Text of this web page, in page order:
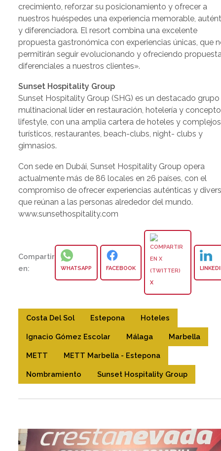
crecimiento, reforzar su posicionamiento y ofrecer a
nuestros huéspedes una experiencia memorable,
y diferenciadora. El resort combina una excelente
propuesta gastronómica con experiencias únicas, que
permitirán seguir evolucionando y ofreciendo
diferenciales a nuestros clientes».
Sunset Hospitality Group
Sunset Hospitality Group (SHG) es un destacado grupo
multinacional líder en restauración, hotelería y
lifestyle, con una amplia cartera de hoteles y complejos
turísticos, restaurantes, beach-clubs, night- clubs y
gimnasios.
Con sede en Dubái, Sunset Hospitality Group opera
actualmente más de 86 locales en 26 países, con el
compromiso de ofrecer experiencias auténticas y
que reúnan a las personas alrededor del mundo.
www.sunsethospitality.com
Compartir
en:
WHATSAPP FACEBOOK
X
Costa Del Sol Estepona Hoteles
Ignacio Gómez Escolar Málaga Marbella
METT METT Marbella - Estepona
Nombramiento Sunset Hospitality Group